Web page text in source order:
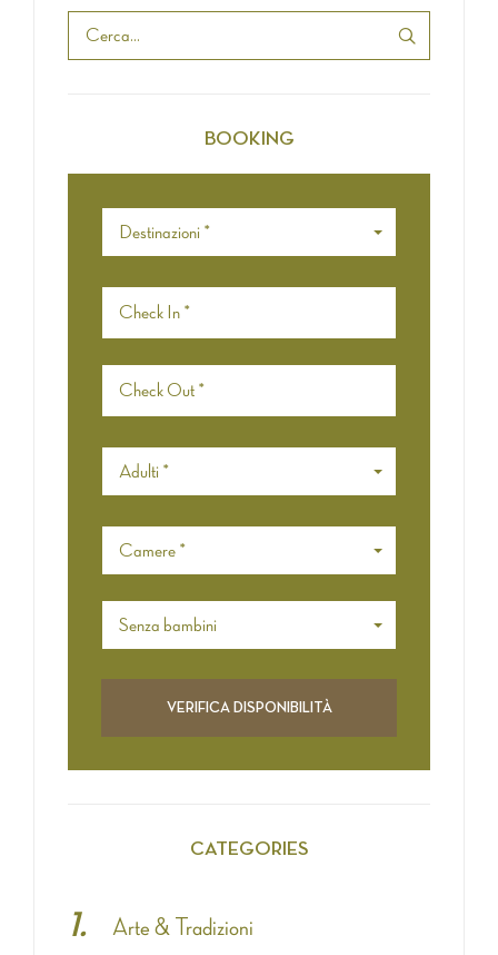
BOOKING
Destinazioni *
Adulti *
Camere *
Senza bambini
CATEGORIES
Arte & Tradizioni